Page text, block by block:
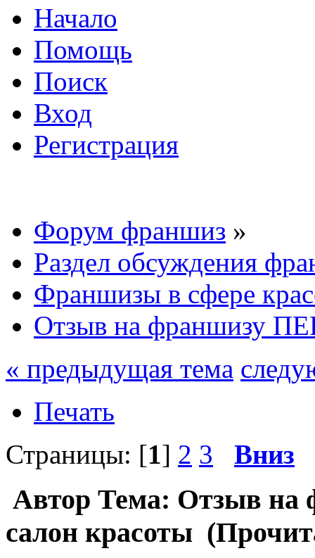
Начало
Помощь
Поиск
Вход
Регистрация
Форум франшиз »
Раздел обсуждения
Франшизы в сфере
Отзыв на франшизу
« предыдущая тема
Печать
Страницы: [1] 2 3 Вниз
Автор Тема: Отзыв
салон красоты